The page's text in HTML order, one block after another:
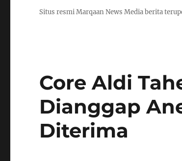
Situs resmi Marqaan News Media berita
Core Aldi
Dianggap
Diterima